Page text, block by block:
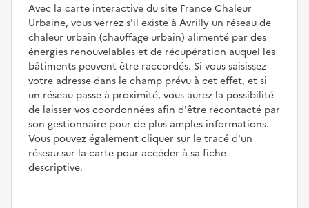
Avec la carte interactive du site France Chaleur
Urbaine, vous verrez s'il existe à Avrilly un réseau de
chaleur urbain (chauffage urbain) alimenté par des
énergies renouvelables et de récupération auquel les
bâtiments peuvent être raccordés. Si vous saisissez
votre adresse dans le champ prévu à cet effet, et si
un réseau passe à proximité, vous aurez la possibilité
de laisser vos coordonnées afin d'être recontacté par
son gestionnaire pour de plus amples informations.
Vous pouvez également cliquer sur le tracé d'un
réseau sur la carte pour accéder à sa fiche
descriptive.